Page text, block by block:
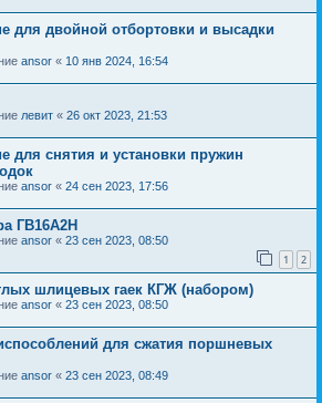
для двойной отбортовки и высадки
ansor « 10 янв 2024, 16:54
левит « 26 окт 2023, 21:53
для снятия и установки пружин
ansor « 24 сен 2023, 17:56
ГВ16А2Н
ansor « 23 сен 2023, 08:50
1 2
шлицевых гаек КГЖ (набором)
ansor « 23 сен 2023, 08:50
для сжатия поршневых
ansor « 23 сен 2023, 08:49